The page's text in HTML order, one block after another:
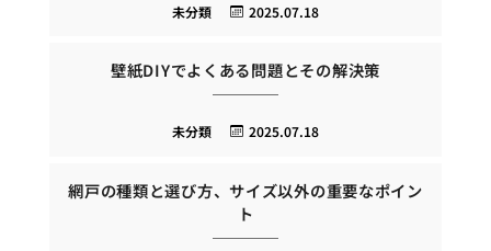
2025.07.18
未分類
壁紙DIYでよくある問題とその解決策
2025.07.18
未分類
網戸の種類と選び方、サイズ以外の重要なポイン
ト